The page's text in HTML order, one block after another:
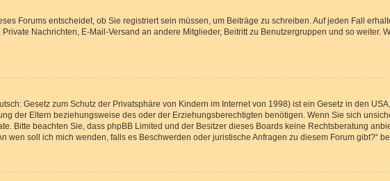
Forums entscheidet, ob Sie registriert sein müssen, um Beiträge zu schreiben. Auf jeden Fall
Nachrichten, E-Mail-Versand an andere Mitglieder, Beitritt zu Benutzergruppen und so weiter.
Gesetz zum Schutz der Privatsphäre von Kindern im Internet von 1998) ist ein Gesetz in den
der Eltern beziehungsweise des oder der Erziehungsberechtigten benötigen. Wenn Sie sich
Bitte beachten Sie, dass phpBB Limited und der Besitzer dieses Boards keine Rechtsberatung
wen soll ich mich wenden, falls es Beschwerden oder juristische Anfragen zu diesem Forum gibt?“